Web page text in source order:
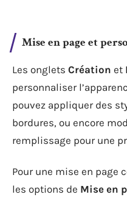
Mise en page et
Les onglets Création et
personnaliser
pouvez appliquer des
bordures, ou encore
remplissage pour une
Pour une mise en page
les options de Mise en